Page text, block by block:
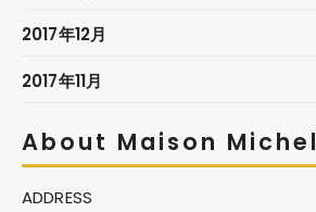
2017年12月
2017年11月
About Maison Michel
ADDRESS